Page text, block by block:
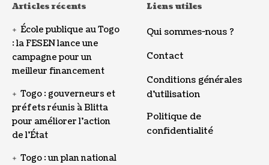
Articles récents
École publique au Togo
: la FESEN lance une
campagne pour un
meilleur financement
Togo : gouverneurs et
préfets réunis à Blitta
pour améliorer l’action
de l’État
Togo : un plan national
Liens utiles
Qui sommes-nous ?
Contact
Conditions générales
d’utilisation
Politique de
confidentialité